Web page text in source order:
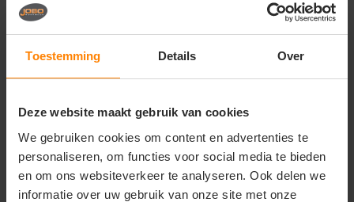
Toestemming Details Over
Deze website maakt gebruik van cookies
We gebruiken cookies om content en advertenties te
personaliseren, om functies voor social media te bieden
en om ons websiteverkeer te analyseren. Ook delen we
informatie over uw gebruik van onze site met onze
Vragen? Neem contact
op met onze
call +31(0)418 511 972
mail info@jobopromotions.nl
store Bezoek onze showroom:
Provincialeweg 59 - Velddriel